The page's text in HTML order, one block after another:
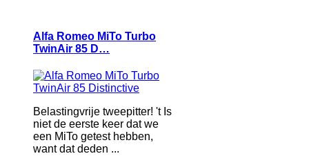
Alfa Romeo MiTo Turbo
TwinAir 85 D…
Belastingvrije tweepitter! 't Is
niet de eerste keer dat we
een MiTo getest hebben,
want dat deden ...